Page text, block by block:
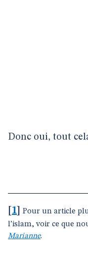
Donc oui, tout
1
Pour un article
l’islam, voir ce que
Marianne.